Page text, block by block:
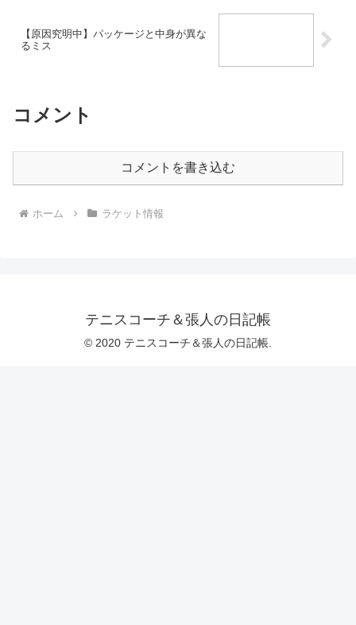
【原因究明中】パッケージと中身が異な
るミス
コメント
コメントを書き込む
ホーム ラケット情報
テニスコーチ＆張人の日記帳
© 2020 テニスコーチ＆張人の日記帳.